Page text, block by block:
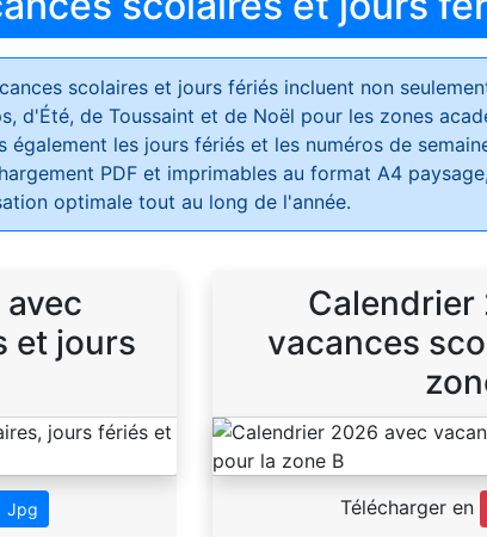
scolaires et jours fériésincluent non
d'Été, de Toussaint et de Noël pour les zones
également les jours fériés et les numéros de
PDF et imprimables au format A4
optimale tout au long de l'année.
et jours
Jpg
Calendrier
vacances
Télécharger en